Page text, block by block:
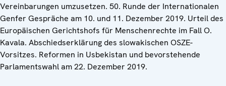
Vereinbarungen umzusetzen. 50. Runde der Internationalen
Genfer Gespräche am 10. und 11. Dezember 2019. Urteil des
Europäischen Gerichtshofs für Menschenrechte im Fall O.
Kavala. Abschiedserklärung des slowakischen OSZE-
Vorsitzes. Reformen in Usbekistan und bevorstehende
Parlamentswahl am 22. Dezember 2019.